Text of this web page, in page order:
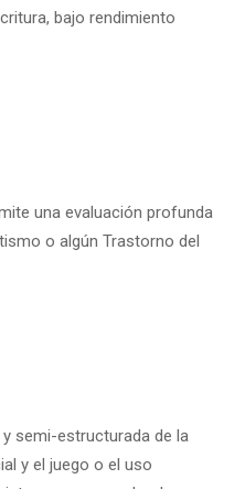
bajo rendimiento
una evaluación profunda
o algún Trastorno del
semi-estructurada de la
y el juego o el uso